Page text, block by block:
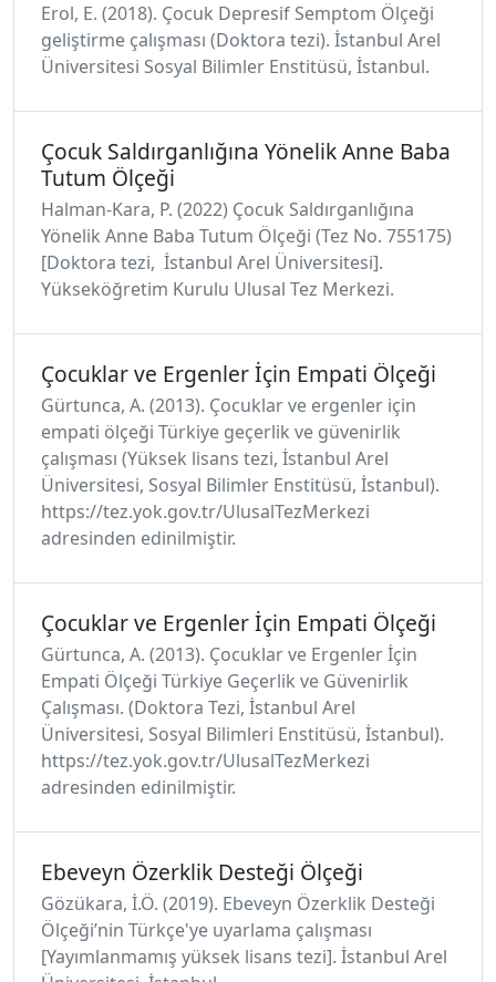
Erol, E. (2018). Çocuk Depresif Semptom Ölçeği
geliştirme çalışması (Doktora tezi). İstanbul Arel
Üniversitesi Sosyal Bilimler Enstitüsü, İstanbul.
Çocuk Saldırganlığına Yönelik Anne Baba
Tutum Ölçeği
Halman-Kara, P. (2022) Çocuk Saldırganlığına
Yönelik Anne Baba Tutum Ölçeği (Tez No. 755175)
[Doktora tezi, İstanbul Arel Üniversitesi].
Yükseköğretim Kurulu Ulusal Tez Merkezi.
Çocuklar ve Ergenler İçin Empati Ölçeği
Gürtunca, A. (2013). Çocuklar ve ergenler için
empati ölçeği Türkiye geçerlik ve güvenirlik
çalışması (Yüksek lisans tezi, İstanbul Arel
Üniversitesi, Sosyal Bilimler Enstitüsü, İstanbul).
https://tez.yok.gov.tr/UlusalTezMerkezi
adresinden edinilmiştir.
Çocuklar ve Ergenler İçin Empati Ölçeği
Gürtunca, A. (2013). Çocuklar ve Ergenler İçin
Empati Ölçeği Türkiye Geçerlik ve Güvenirlik
Çalışması. (Doktora Tezi, İstanbul Arel
Üniversitesi, Sosyal Bilimleri Enstitüsü, İstanbul).
https://tez.yok.gov.tr/UlusalTezMerkezi
adresinden edinilmiştir.
Ebeveyn Özerklik Desteği Ölçeği
Gözükara, İ.Ö. (2019). Ebeveyn Özerklik Desteği
Ölçeği’nin Türkçe'ye uyarlama çalışması
[Yayımlanmamış yüksek lisans tezi]. İstanbul Arel